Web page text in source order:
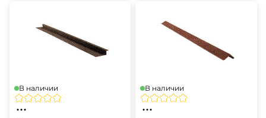
В наличии В наличии